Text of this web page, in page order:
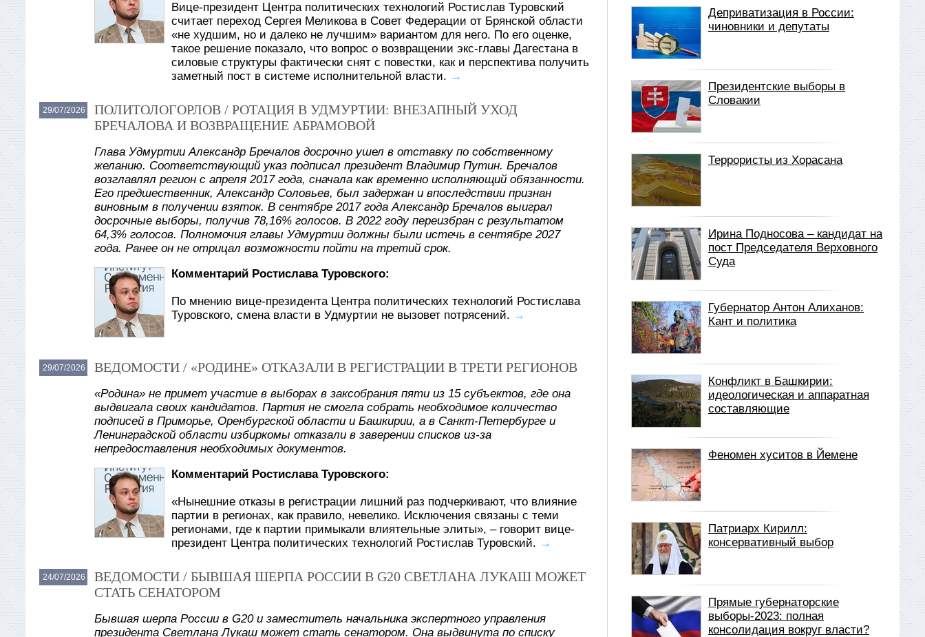
Вице-президент Центра политических технологий Ростислав Туровский
считает переход Сергея Меликова в Совет Федерации от Брянской области
«не худшим, но и далеко не лучшим» вариантом для него. По его оценке,
такое решение показало, что вопрос о возвращении экс-главы Дагестана в
силовые структуры фактически снят с повестки, как и перспектива получить
заметный пост в системе исполнительной власти. →
29/07/2026
ПОЛИТОЛОГОРЛОВ / РОТАЦИЯ В УДМУРТИИ: ВНЕЗАПНЫЙ УХОД
БРЕЧАЛОВА И ВОЗВРАЩЕНИЕ АБРАМОВОЙ
Глава Удмуртии Александр Бречалов досрочно ушел в отставку по собственному
желанию. Соответствующий указ подписал президент Владимир Путин. Бречалов
возглавлял регион с апреля 2017 года, сначала как временно исполняющий обязанности.
Его предшественник, Александр Соловьев, был задержан и впоследствии признан
виновным в получении взяток. В сентябре 2017 года Александр Бречалов выиграл
досрочные выборы, получив 78,16% голосов. В 2022 году переизбран с результатом
64,3% голосов. Полномочия главы Удмуртии должны были истечь в сентябре 2027
года. Ранее он не отрицал возможности пойти на третий срок.
Комментарий Ростислава Туровского:
По мнению вице-президента Центра политических технологий Ростислава
Туровского, смена власти в Удмуртии не вызовет потрясений. →
29/07/2026 ВЕДОМОСТИ / «РОДИНЕ» ОТКАЗАЛИ В РЕГИСТРАЦИИ В ТРЕТИ РЕГИОНОВ
«Родина» не примет участие в выборах в заксобрания пяти из 15 субъектов, где она
выдвигала своих кандидатов. Партия не смогла собрать необходимое количество
подписей в Приморье, Оренбургской области и Башкирии, а в Санкт-Петербурге и
Ленинградской области избиркомы отказали в заверении списков из-за
непредоставления необходимых документов.
Комментарий Ростислава Туровского:
«Нынешние отказы в регистрации лишний раз подчеркивают, что влияние
партии в регионах, как правило, невелико. Исключения связаны с теми
регионами, где к партии примыкали влиятельные элиты», – говорит вице-
президент Центра политических технологий Ростислав Туровский. →
24/07/2026
ВЕДОМОСТИ / БЫВШАЯ ШЕРПА РОССИИ В G20 СВЕТЛАНА ЛУКАШ МОЖЕТ
СТАТЬ СЕНАТОРОМ
Бывшая шерпа России в G20 и заместитель начальника экспертного управления
президента Светлана Лукаш может стать сенатором. Она выдвинута по списку
Деприватизация в России:
чиновники и депутаты
Президентские выборы в
Словакии
Террористы из Хорасана
Ирина Подносова – кандидат на
пост Председателя Верховного
Суда
Губернатор Антон Алиханов:
Кант и политика
Конфликт в Башкирии:
идеологическая и аппаратная
составляющие
Феномен хуситов в Йемене
Патриарх Кирилл:
консервативный выбор
Прямые губернаторские
выборы-2023: полная
консолидация вокруг власти?